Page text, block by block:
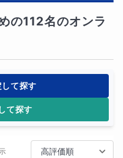
の112名のオンラ
て探す
て探す
高評価順